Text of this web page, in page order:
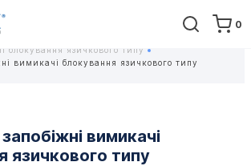
0
захисту та оповіщення
блокування язичкового типу
вимикачі блокування язичкового типу
вимикачі
язичкового типу